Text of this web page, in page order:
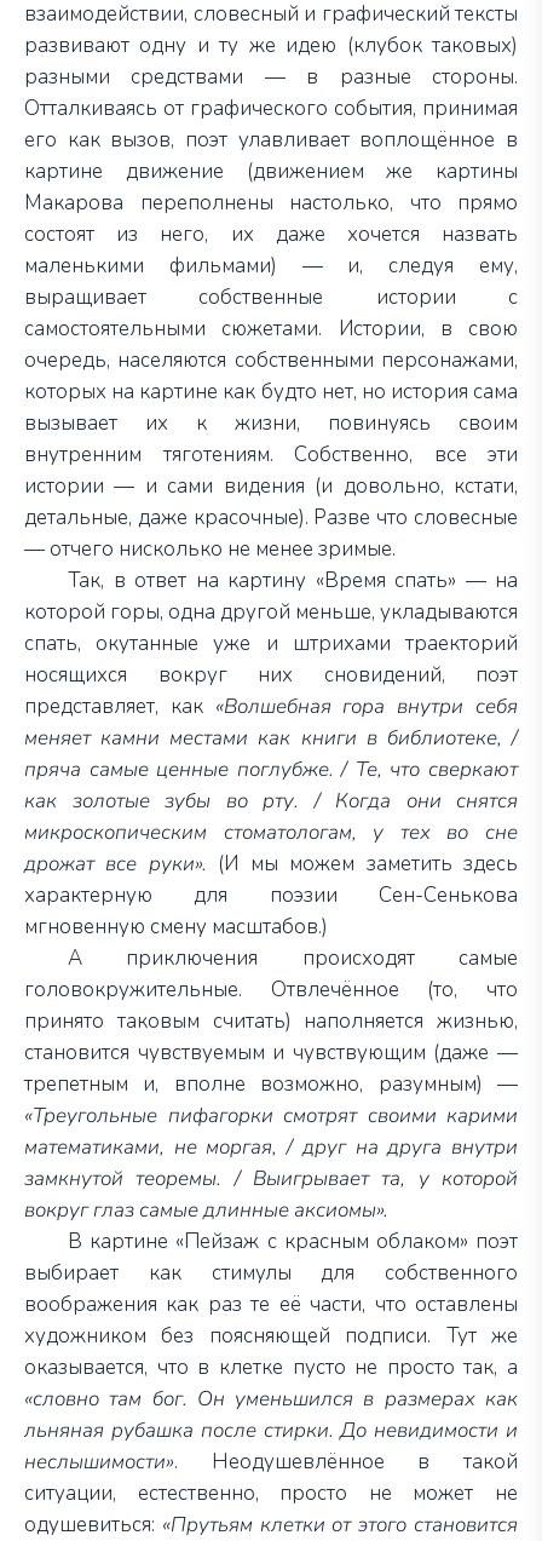
взаимодействии, словесный и графический тексты
развивают одну и ту же идею (клубок таковых)
разными средствами — в разные стороны.
Отталкиваясь от графического события, принимая
его как вызов, поэт улавливает воплощённое в
картине движение (движением же картины
Макарова переполнены настолько, что прямо
состоят из него, их даже хочется назвать
маленькими фильмами) — и, следуя ему,
выращивает собственные истории с
самостоятельными сюжетами. Истории, в свою
очередь, населяются собственными персонажами,
которых на картине как будто нет, но история сама
вызывает их к жизни, повинуясь своим
внутренним тяготениям. Собственно, все эти
истории — и сами видения (и довольно, кстати,
детальные, даже красочные). Разве что словесные
— отчего нисколько не менее зримые.
Так, в ответ на картину «Время спать» — на
которой горы, одна другой меньше, укладываются
спать, окутанные уже и штрихами траекторий
носящихся вокруг них сновидений, поэт
представляет, как «Волшебная гора внутри себя
меняет камни местами как книги в библиотеке, /
пряча самые ценные поглубже. / Те, что сверкают
как золотые зубы во рту. / Когда они снятся
микроскопическим стоматологам, у тех во сне
дрожат все руки». (И мы можем заметить здесь
характерную для поэзии Сен-Сенькова
мгновенную смену масштабов.)
А приключения происходят самые
головокружительные. Отвлечённое (то, что
принято таковым считать) наполняется жизнью,
становится чувствуемым и чувствующим (даже —
трепетным и, вполне возможно, разумным) —
«Треугольные пифагорки смотрят своими карими
математиками, не моргая, / друг на друга внутри
замкнутой теоремы. / Выигрывает та, у которой
вокруг глаз самые длинные аксиомы».
В картине «Пейзаж с красным облаком» поэт
выбирает как стимулы для собственного
воображения как раз те её части, что оставлены
художником без поясняющей подписи. Тут же
оказывается, что в клетке пусто не просто так, а
«словно там бог. Он уменьшился в размерах как
льняная рубашка после стирки. До невидимости и
неслышимости». Неодушевлённое в такой
ситуации, естественно, просто не может не
одушевиться: «Прутьям клетки от этого становится